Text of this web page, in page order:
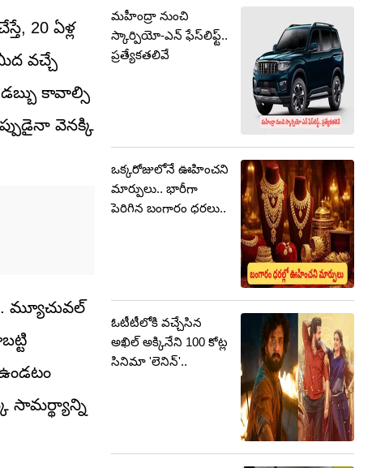
20 ఏళ్ల
వచ్చే
కావాల్సి
వెనక్కి
మ్యూచువల్
సామర్థ్యాన్ని
మహీంద్రా నుంచి
స్కార్పియో-ఎన్ ఫేస్‌లిఫ్ట్..
ప్రత్యేకతలివే
ఒక్కరోజులోనే ఊహించని
మార్పులు.. భారీగా
పెరిగిన బంగారం ధరలు..
ఓటీటీలోకి వచ్చేసిన
అఖిల్ అక్కినేని 100 కోట్ల
సినిమా 'లెనిన్'..